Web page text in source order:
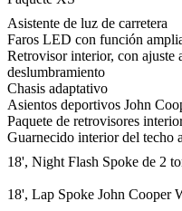
Asistente de luz de carretera
Faros LED con función
Retrovisor interior, con ajuste
deslumbramiento
Chasis adaptativo
Asientos deportivos John
Paquete de retrovisores
Guarnecido interior del techo
18', Night Flash Spoke de 2
18', Lap Spoke John Cooper